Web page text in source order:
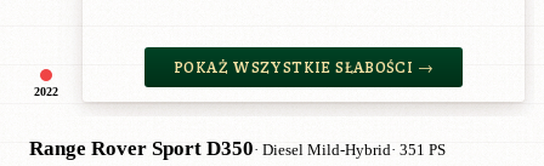
2022
POKAŻ WSZYSTKIE SŁABOŚCI →
Range Rover Sport D350· Diesel Mild-Hybrid· 351 PS